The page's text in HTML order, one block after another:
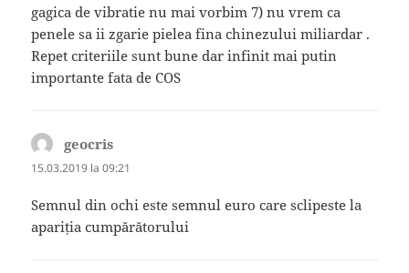
gagica de vibratie nu mai vorbim 7) nu vrem ca
penele sa ii zgarie pielea fina chinezului miliardar .
Repet criteriile sunt bune dar infinit mai putin
importante fata de COS
geocris
15.03.2019 la 09:21
Semnul din ochi este semnul euro care sclipeste la
apariția cumpărătorului